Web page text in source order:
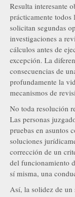
Resulta interesante
prácticamente
solicitan segundas
investigaciones a
cálculos antes de
excepción. La
consecuencias de
profundamente la
mecanismos de
No toda resolución
Las personas
pruebas en asuntos
soluciones
corrección de un
del funcionamiento
sí misma, una
Así, la solidez de un